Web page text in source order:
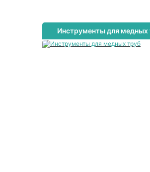
Инструменты для медных